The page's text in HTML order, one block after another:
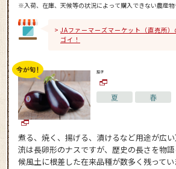
※入荷、在庫、天候等の状況によって購入できない農産物
JAファーマーズマーケット（直売所
ゴイ！
茄子
夏 春
煮る、焼く、揚げる、漬けるなど用途が広
流は長卵形のナスですが、歴史の長さを物
候風土に根差した在来品種が数多く残ってい